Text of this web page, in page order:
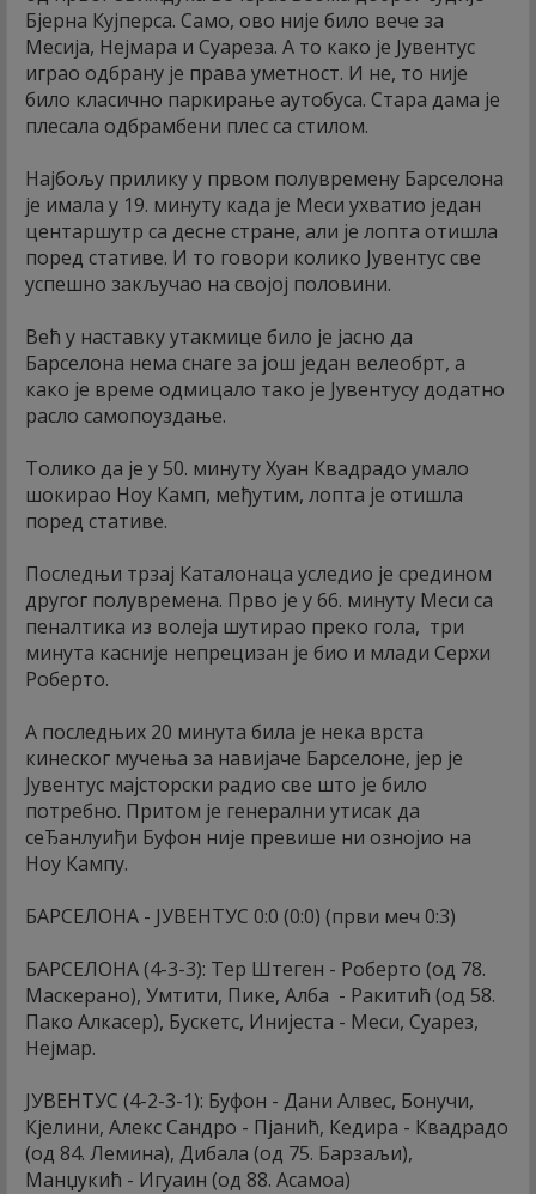
Бјерна Кујперса. Само, ово није било вече за
Месија, Нејмара и Суареза. А то како је Јувентус
играо одбрану је права уметност. И не, то није
било класично паркирање аутобуса. Стара дама је
плесала одбрамбени плес са стилом.
Најбољу прилику у првом полувремену Барселона
је имала у 19. минуту када је Меси ухватио један
центаршутр са десне стране, али је лопта отишла
поред стативе. И то говори колико Јувентус све
успешно закључао на својој половини.
Већ у наставку утакмице било је јасно да
Барселона нема снаге за још један велеобрт, а
како је време одмицало тако је Јувентусу додатно
расло самопоуздање.
Толико да је у 50. минуту Хуан Квадрадо умало
шокирао Ноу Камп, међутим, лопта је отишла
поред стативе.
Последњи трзај Каталонаца уследио је средином
другог полувремена. Прво је у 66. минуту Меси са
пеналтика из волеја шутирао преко гола, три
минута касније непрецизан је био и млади Серхи
Роберто.
А последњих 20 минута била је нека врста
кинеског мучења за навијаче Барселоне, јер је
Јувентус мајсторски радио све што је било
потребно. Притом је генерални утисак да
сеЂанлуиђи Буфон није превише ни ознојио на
Ноу Кампу.
БАРСЕЛОНА - ЈУВЕНТУС 0:0 (0:0) (први меч 0:3)
БАРСЕЛОНА (4-3-3): Тер Штеген - Роберто (од 78.
Маскерано), Умтити, Пике, Алба - Ракитић (од 58.
Пако Алкасер), Бускетс, Инијеста - Меси, Суарез,
Нејмар.
ЈУВЕНТУС (4-2-3-1): Буфон - Дани Алвес, Бонучи,
Кјелини, Алекс Сандро - Пјанић, Кедира - Квадрадо
(од 84. Лемина), Дибала (од 75. Барзаљи),
Манџукић - Игуаин (од 88. Асамоа)